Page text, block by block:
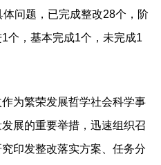
问题，已完成整改28个，阶
个，基本完成1个，未完成1
繁荣发展哲学社会科学事
展的重要举措，迅速组织召
印发整改落实方案、任务分